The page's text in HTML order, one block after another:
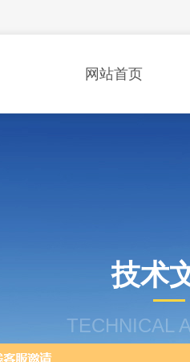
网站首页
技术
TECHNICAL